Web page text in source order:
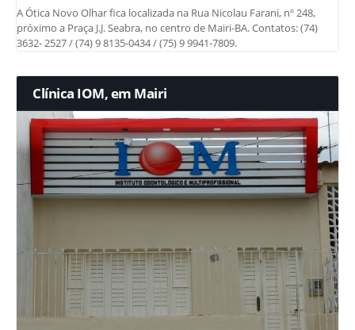
A Ótica Novo Olhar fica localizada na Rua Nicolau Farani, nº 248,
próximo a Praça J.J. Seabra, no centro de Mairi-BA. Contatos: (74)
3632- 2527 / (74) 9 8135-0434 / (75) 9 9941-7809.
Clínica IOM, em Mairi